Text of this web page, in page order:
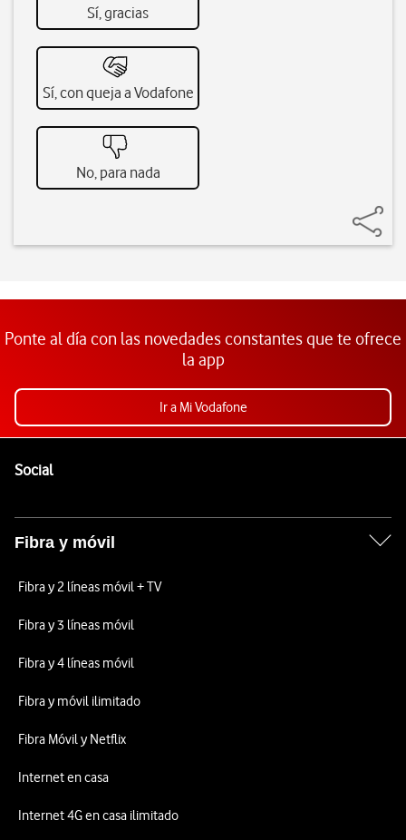
Sí, gracias
Sí, con queja a Vodafone
No, para nada
Ponte al día con las novedades constantes que te ofrece
la app
Ir a Mi Vodafone
SocialEnlaces a las redes sociales de Vodafone
Fibra y móvil
Fibra y 2 líneas móvil + TV
Fibra y 3 líneas móvil
Fibra y 4 líneas móvil
Fibra y móvil ilimitado
Fibra Móvil y Netflix
Internet en casa
Internet 4G en casa ilimitado